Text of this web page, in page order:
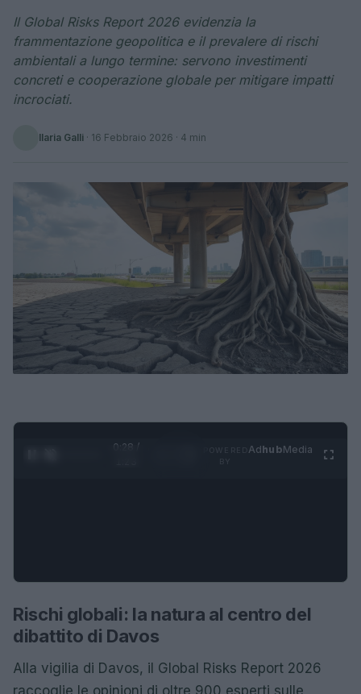
Il Global Risks Report 2026 evidenzia la
frammentazione geopolitica e il prevalere di rischi
ambientali a lungo termine: servono investimenti
concreti e cooperazione globale per mitigare impatti
incrociati.
Ilaria Galli · 16 Febbraio 2026 · 4 min
0:29 /
AdhubMedia
Rischi globali: la natura al centro del
dibattito di Davos
Alla vigilia di Davos, il Global Risks Report 2026
raccoglie le opinioni di oltre 900 esperti sulle